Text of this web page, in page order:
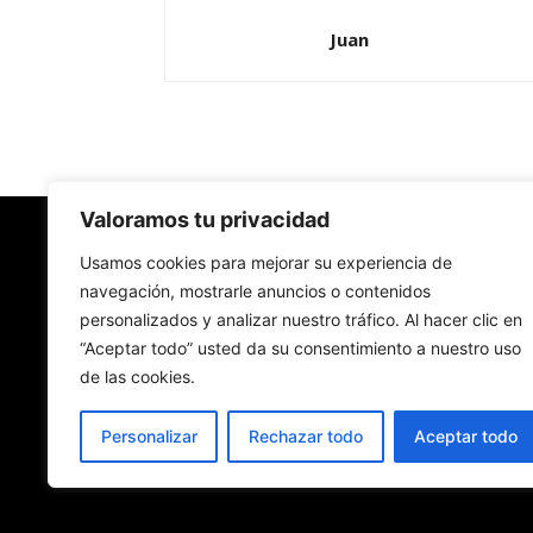
Valoramos tu privacidad
Usamos cookies para mejorar su experiencia de
navegación, mostrarle anuncios o contenidos
personalizados y analizar nuestro tráfico. Al hacer clic en
“Aceptar todo” usted da su consentimiento a nuestro uso
de las cookies.
Personalizar Rechazar todo Aceptar todo
Juan
Redes Cristianas
Una mirada alternativa sobre la Iglesia católica
- Colectivos de Redes Cristianas